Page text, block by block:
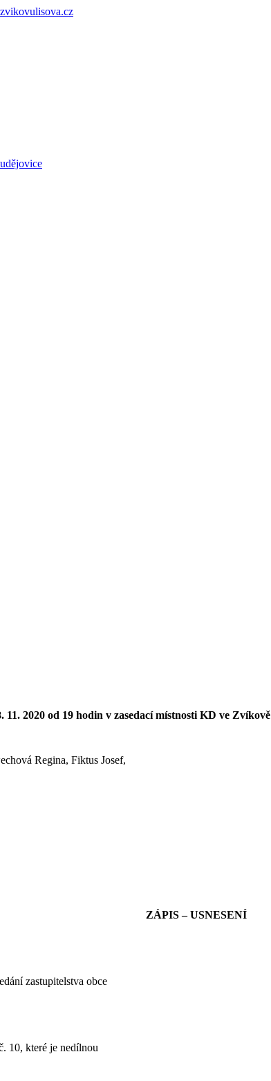
. 11. 2020 od 19 hodin v zasedací místnosti KD ve Zvíkově
Regina, Fiktus Josef,
ZÁPIS – USNESENÍ
zastupitelstva obce
10, které je nedílnou